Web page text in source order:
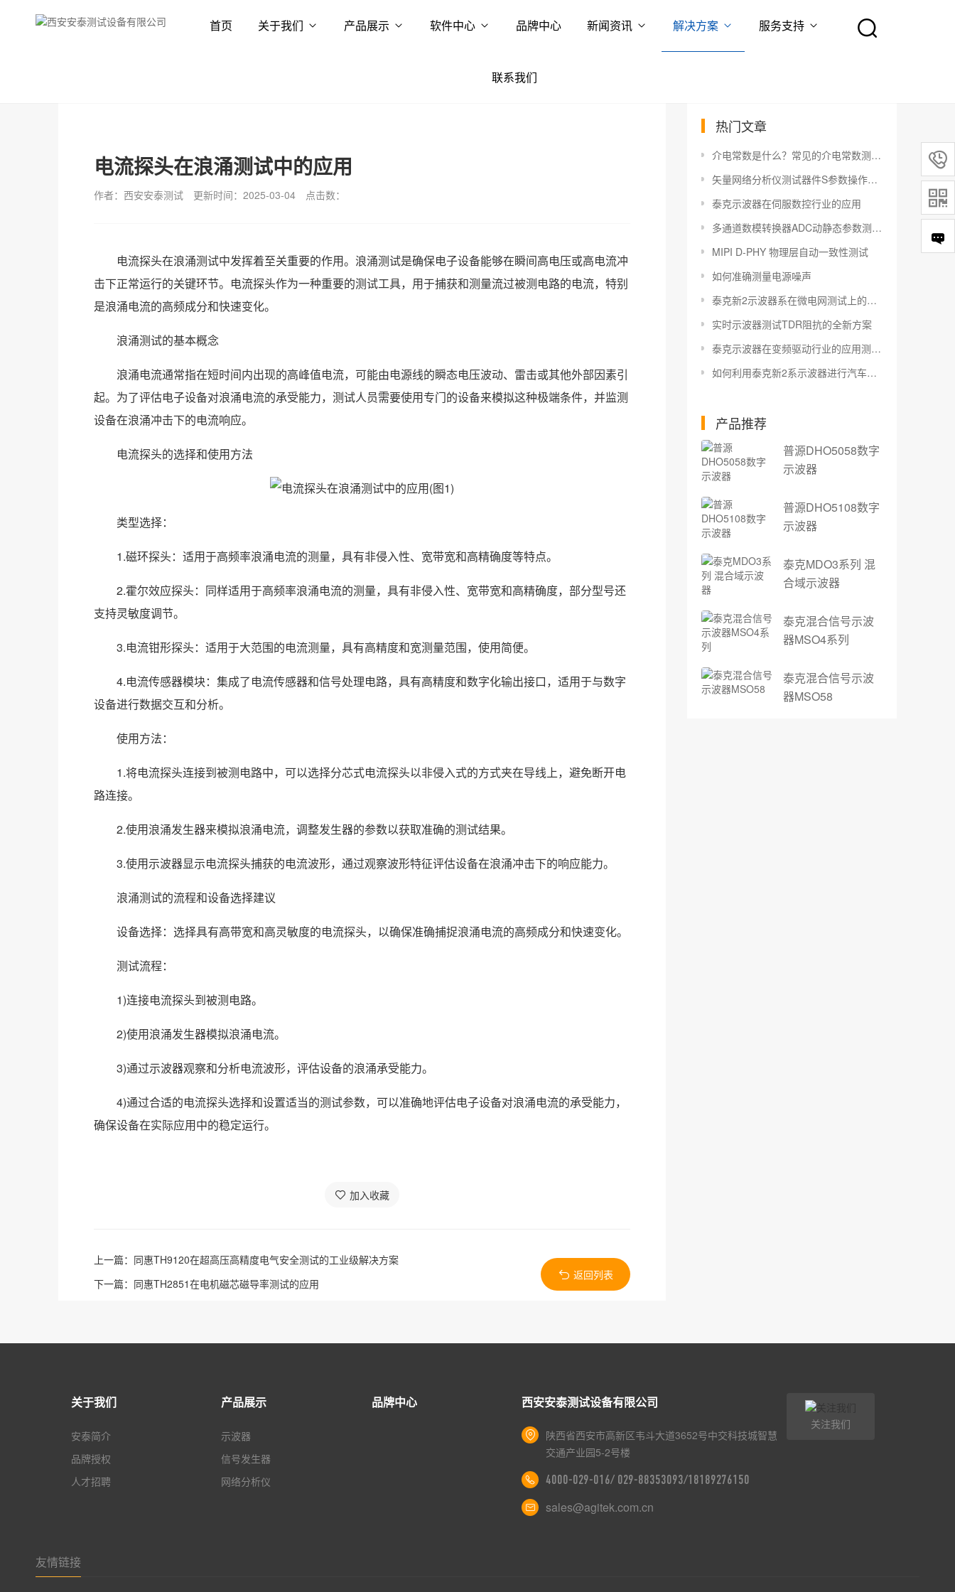
首页 关于我们 产品展示 软件中心 品牌中心 新闻资讯 解决方案 服务支持
联系我们
电流探头在浪涌测试中的应用
作者：西安安泰测试 更新时间：2025-03-04 点击数：
电流探头在浪涌测试中发挥着至关重要的作用‌。浪涌测试是确保电子设备能够在瞬间高电压或高电流冲
击下正常运行的关键环节。电流探头作为一种重要的测试工具，用于捕获和测量流过被测电路的电流，特别
是浪涌电流的高频成分和快速变化。‌
浪涌测试的基本概念
浪涌电流通常指在短时间内出现的高峰值电流，可能由电源线的瞬态电压波动、雷击或其他外部因素引
起。为了评估电子设备对浪涌电流的承受能力，测试人员需要使用专门的设备来模拟这种极端条件，并监测
设备在浪涌冲击下的电流响应。
电流探头的选择和使用方法
‌类型选择‌：
1.‌磁环探头‌：适用于高频率浪涌电流的测量，具有非侵入性、宽带宽和高精确度等特点。‌
2.‌霍尔效应探头‌：同样适用于高频率浪涌电流的测量，具有非侵入性、宽带宽和高精确度，部分型号还
支持灵敏度调节。
3.‌电流钳形探头‌：适用于大范围的电流测量，具有高精度和宽测量范围，使用简便。
4.‌电流传感器模块‌：集成了电流传感器和信号处理电路，具有高精度和数字化输出接口，适用于与数字
设备进行数据交互和分析。
‌使用方法‌：
1.将电流探头连接到被测电路中，可以选择分芯式电流探头以非侵入式的方式夹在导线上，避免断开电
路连接。
2.使用浪涌发生器来模拟浪涌电流，调整发生器的参数以获取准确的测试结果。
3.使用示波器显示电流探头捕获的电流波形，通过观察波形特征评估设备在浪涌冲击下的响应能力。
浪涌测试的流程和设备选择建议
‌设备选择‌：选择具有高带宽和高灵敏度的电流探头，以确保准确捕捉浪涌电流的高频成分和快速变化。
‌测试流程‌：
1)连接电流探头到被测电路。
2)使用浪涌发生器模拟浪涌电流。
3)通过示波器观察和分析电流波形，评估设备的浪涌承受能力。
4)通过合适的电流探头选择和设置适当的测试参数，可以准确地评估电子设备对浪涌电流的承受能力，
确保设备在实际应用中的稳定运行。
加入收藏
上一篇： 同惠TH9120在超高压高精度电气安全测试的工业级解决方案
下一篇： 同惠TH2851在电机磁芯磁导率测试的应用
返回列表
热门文章
介电常数是什么？常见的介电常数测量方法有哪些？
矢量网络分析仪测试器件S参数操作指南
泰克示波器在伺服数控行业的应用
​多通道数模转换器ADC动静态参数测试解决方案
MIPI D-PHY 物理层自动一致性测试
如何准确测量电源噪声
泰克新2示波器系在微电网测试上的应用
实时示波器测试TDR阻抗的全新方案
泰克示波器在变频驱动行业的应用测试方案
如何利用泰克新2系示波器进行汽车总线触发解码分析？
产品推荐
普源DHO5058数字
示波器
普源DHO5108数字
示波器
泰克MDO3系列 混
合域示波器
泰克混合信号示波
器MSO4系列
泰克混合信号示波
器MSO58
关于我们
安泰简介
品牌授权
人才招聘
产品展示
示波器
信号发生器
网络分析仪
品牌中心 西安安泰测试设备有限公司
陕西省西安市高新区韦斗大道3652号中交科技城智慧
交通产业园5-2号楼
4000-029-016/ 029-88353093/18189276150
sales@agitek.com.cn
关注我们
友情链接

